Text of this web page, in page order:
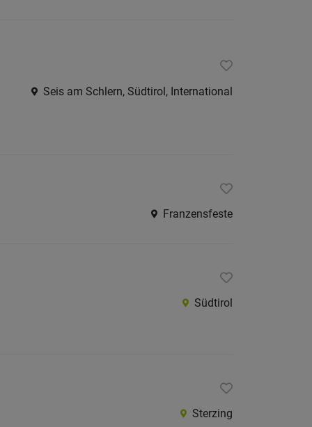
Seis am Schlern, Südtirol, International
Franzensfeste
Südtirol
Sterzing